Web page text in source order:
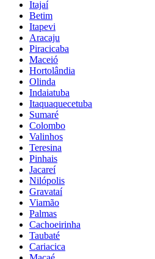
Itajaí
Betim
Itapevi
Aracaju
Piracicaba
Maceió
Hortolândia
Olinda
Indaiatuba
Itaquaquecetuba
Sumaré
Colombo
Valinhos
Teresina
Pinhais
Jacareí
Nilópolis
Gravataí
Viamão
Palmas
Cachoeirinha
Taubaté
Cariacica